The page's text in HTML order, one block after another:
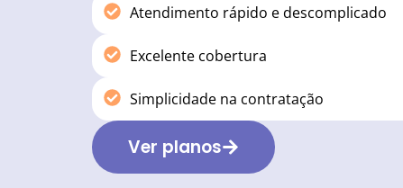
Atendimento rápido e descomplicado
Excelente cobertura
Simplicidade na contratação
Ver planos